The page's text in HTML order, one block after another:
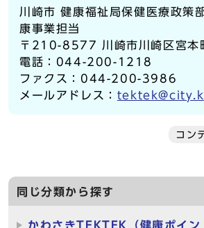
川崎市 健康福祉局保健医療政策
康事業担当
〒210-8577 川崎市川崎区宮本
電話：044-200-1218
ファクス：044-200-3986
メールアドレス：
コン
同じ分類から探す
かわさきTEKTEK（健康ポイン